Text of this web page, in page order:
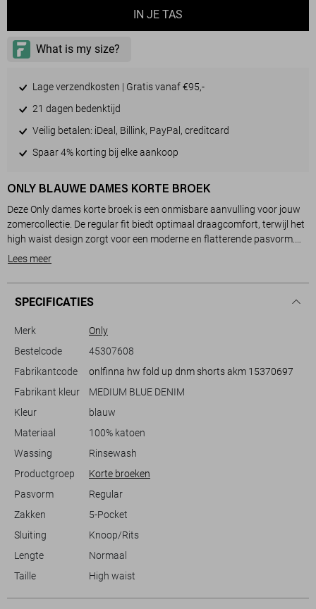
IN JE TAS
Lage verzendkosten | Gratis vanaf €95,-
21 dagen bedenktijd
Veilig betalen: iDeal, Billink, PayPal, creditcard
Spaar 4% korting bij elke aankoop
ONLY BLAUWE DAMES KORTE BROEK
Deze Only dames korte broek is een onmisbare aanvulling voor jouw
zomercollectie. De regular fit biedt optimaal draagcomfort, terwijl het
high waist design zorgt voor een moderne en flatterende pasvorm.
Het 5-pocket ontwerp voegt praktische details toe en maakt het
stijlvolle medium blue denim kleur, biedt deze short zowel
veelzijdigheid als stijl.
Gemaakt van 100% katoen, voelt de stof zacht aan op de huid en is
de klassieke uitstraling van deze denim short, terwijl de normaal
vallende lengte ervoor zorgt dat hij perfect past bij zowel casual als
meer trendy looks. Combineer de shorts met een luchtige blouse voor
Perfect voor een dagje in het park of een informele bijeenkomst, is
deze short een betrouwbare en stijlvolle keuze.
Lees meer
SPECIFICATIES
Merk
Only
Bestelcode
45307608
Fabrikantcode
onlfinna hw fold up dnm shorts akm 15370697
Fabrikant kleur
MEDIUM BLUE DENIM
Kleur
blauw
Materiaal
100% katoen
Wassing
Rinsewash
Productgroep
Korte broeken
Pasvorm
Regular
Zakken
5-Pocket
Sluiting
Knoop/Rits
Lengte
Normaal
Taille
High waist